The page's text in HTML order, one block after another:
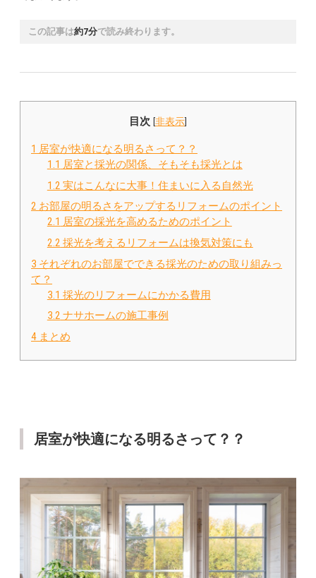
この記事は約7分で読み終わります。
目次 [非表示]
1 居室が快適になる明るさって？？
1.1 居室と採光の関係、そもそも採光とは
1.2 実はこんなに大事！住まいに入る自然光
2 お部屋の明るさをアップするリフォームのポイント
2.1 居室の採光を高めるためのポイント
2.2 採光を考えるリフォームは換気対策にも
3 それぞれのお部屋でできる採光のための取り組みっ
て？
3.1 採光のリフォームにかかる費用
3.2 ナサホームの施工事例
4 まとめ
居室が快適になる明るさって？？